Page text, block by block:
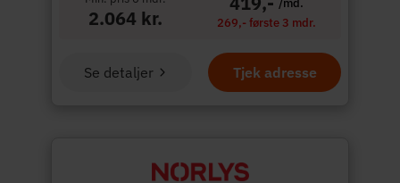
2.064 kr.
/md.
269,- første 3 mdr.
Tjek adresse
Se detaljer